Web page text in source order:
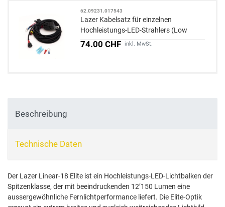
62.09231.017543
Lazer Kabelsatz für einzelnen
Hochleistungs-LED-Strahlers (Low
Power)
74.00 CHF inkl. MwSt.
Beschreibung
Technische Daten
Der Lazer Linear-18 Elite ist ein Hochleistungs-LED-Lichtbalken der
Spitzenklasse, der mit beeindruckenden 12’150 Lumen eine
aussergewöhnliche Fernlichtperformance liefert. Die Elite-Optik